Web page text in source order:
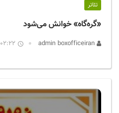
تئاتر
«گره‌گاه» خوانش می‌شود
02:22